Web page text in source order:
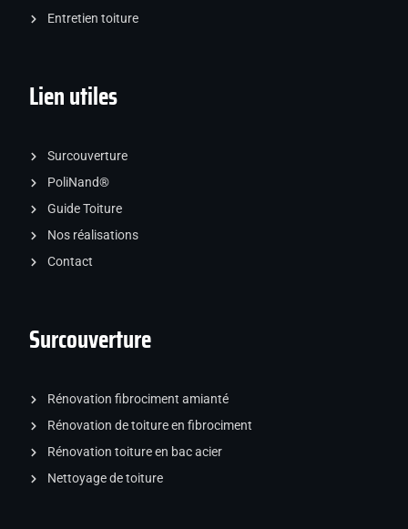
Entretien toiture
Lien utiles
Surcouverture
PoliNand®
Guide Toiture
Nos réalisations
Contact
Surcouverture
Rénovation fibrociment amianté
Rénovation de toiture en fibrociment
Rénovation toiture en bac acier
Nettoyage de toiture